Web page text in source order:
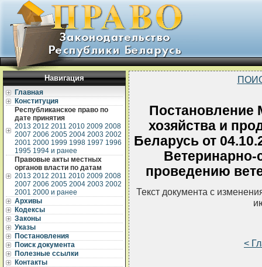
Навигация
Главная
Конституция
Республиканское право по
дате принятия
2013 2012 2011 2010 2009 2008
2007 2006 2005 2004 2003 2002
2001 2000 1999 1998 1997 1996
1995 1994 и ранее
Правовые акты местных
органов власти по датам
2013 2012 2011 2010 2009 2008
2007 2006 2005 2004 2003 2002
2001 2000 и ранее
Архивы
Кодексы
Законы
Указы
Постановления
Поиск документа
Полезные ссылки
Контакты
Постановление
хозяйства и
Беларусь от
проведению
Текст документа с
<